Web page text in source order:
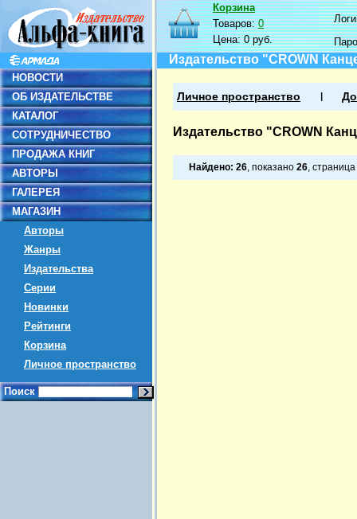
НОВОСТИ
ОБ ИЗДАТЕЛЬСТВЕ
КАТАЛОГ
СОТРУДНИЧЕСТВО
ПРОДАЖА КНИГ
АВТОРЫ
ГАЛЕРЕЯ
МАГАЗИН
Авторы
Жанры
Издательства
Серии
Новинки
Рейтинги
Корзина
Личное пространство
Поиск
Корзина
Товаров:0
Цена:0 руб.
Издательство "CROWN
Личное пространство
Издательство "CROWN
Найдено: 26, показано 26, страница